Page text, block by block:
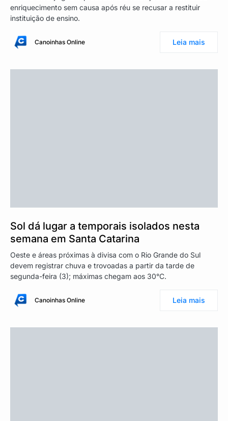
enriquecimento sem causa após réu se recusar a restituir
instituição de ensino.
Canoinhas Online Leia mais
Sol dá lugar a temporais isolados nesta
semana em Santa Catarina
Oeste e áreas próximas à divisa com o Rio Grande do Sul
devem registrar chuva e trovoadas a partir da tarde de
segunda-feira (3); máximas chegam aos 30°C.
Canoinhas Online Leia mais